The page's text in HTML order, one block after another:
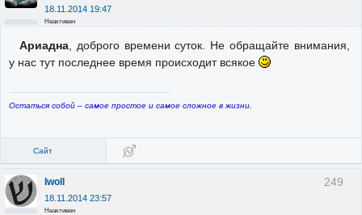
18.11.2014 19:47
Неактивен
Ариадна, доброго времени суток. Не обращайте внимания,
у нас тут последнее время происходит всякое
Остаться собой – самое простое и самое сложное в жизни.
Сайт
249
Iwoll
18.11.2014 23:57
Неактивен